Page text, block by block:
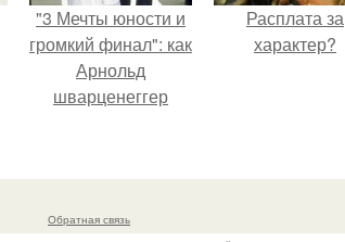
"3 Мечты юности и
громкий финал": как
Арнольд
шварценеггер
Кеннеди.
Расплата за
характер?
Обратная связь